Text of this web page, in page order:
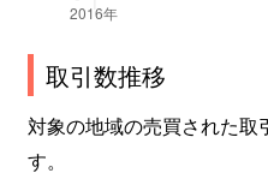
取引数推移
対象の地域の売買された
す。